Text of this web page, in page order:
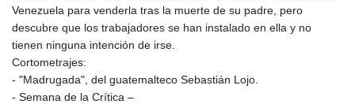
Venezuela para venderla tras la muerte de su padre, pero
descubre que los trabajadores se han instalado en ella y no
tienen ninguna intención de irse.
Cortometrajes:
- "Madrugada", del guatemalteco Sebastián Lojo.
- Semana de la Crítica –